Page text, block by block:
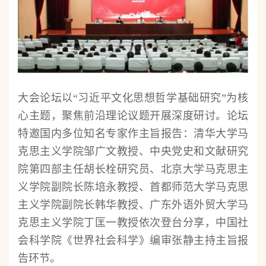
大会论坛以“习近平文化思想哲学基础研究”为核
心主题，聚焦前沿理论议题开展深度研讨。论坛
特邀国内多位知名专家作主旨报告：清华大学马
克思主义学院邹广文教授、中央党史和文献研究
院第四部主任胡长栓研究员、北京大学马克思主
义学院副院长陈培永教授、首都师范大学马克思
主义学院副院长韩华教授、广东外语外贸大学马
克思主义学院丁匡一教授依次登台分享，中国社
会科学院《世界社会科学》编审张静主持主旨报
告环节。